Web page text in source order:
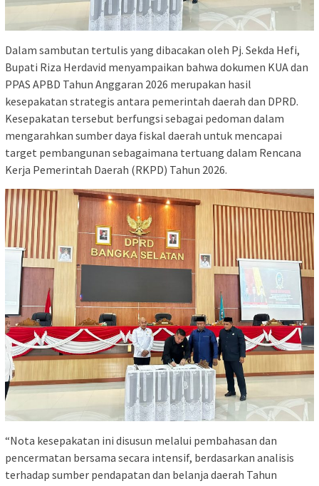
Dalam sambutan tertulis yang dibacakan oleh Pj. Sekda Hefi,
Bupati Riza Herdavid menyampaikan bahwa dokumen KUA dan
PPAS APBD Tahun Anggaran 2026 merupakan hasil
kesepakatan strategis antara pemerintah daerah dan DPRD.
Kesepakatan tersebut berfungsi sebagai pedoman dalam
mengarahkan sumber daya fiskal daerah untuk mencapai
target pembangunan sebagaimana tertuang dalam Rencana
Kerja Pemerintah Daerah (RKPD) Tahun 2026.
“Nota kesepakatan ini disusun melalui pembahasan dan
pencermatan bersama secara intensif, berdasarkan analisis
terhadap sumber pendapatan dan belanja daerah Tahun